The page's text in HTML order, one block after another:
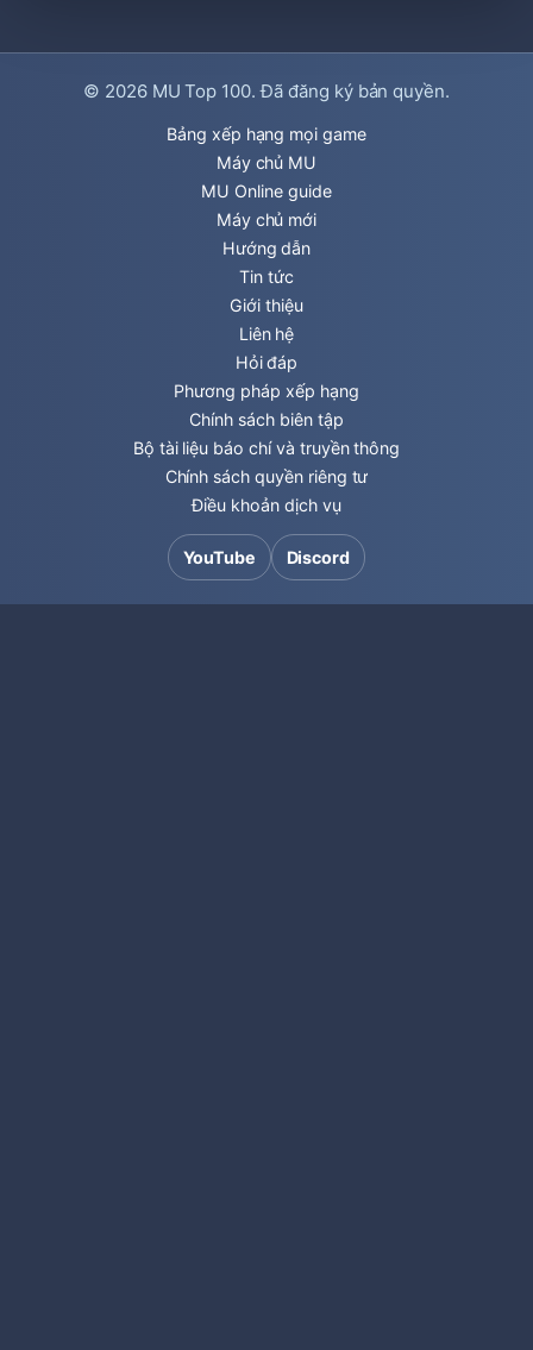
© 2026 MU Top 100. Đã đăng ký bản quyền.
Bảng xếp hạng mọi game
Máy chủ MU
MU Online guide
Máy chủ mới
Hướng dẫn
Tin tức
Giới thiệu
Liên hệ
Hỏi đáp
Phương pháp xếp hạng
Chính sách biên tập
Bộ tài liệu báo chí và truyền thông
Chính sách quyền riêng tư
Điều khoản dịch vụ
YouTube Discord